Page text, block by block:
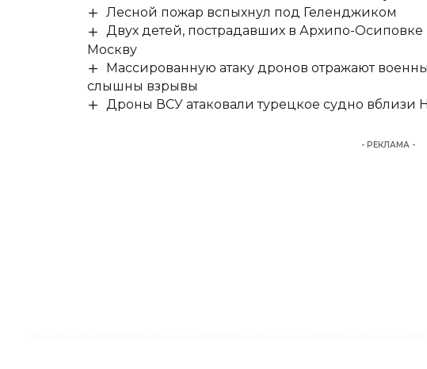
Лесной пожар вспыхнул под Геленджиком
Двух детей, пострадавших в Архипо-
Москву
Массированную атаку дронов отражают
слышны взрывы
Дроны ВСУ атаковали турецкое судно вблизи
- РЕКЛАМА -